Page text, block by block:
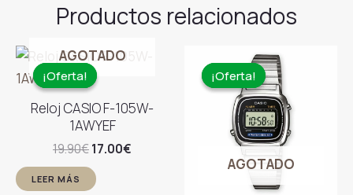
Productos relacionados
¡Oferta!
AGOTADO
¡Oferta!
Reloj CASIO F-105W-
1AWYEF
19.90€El
original
17.00€
LEER MÁS
¡Oferta!
AGOTADO
¡Oferta!